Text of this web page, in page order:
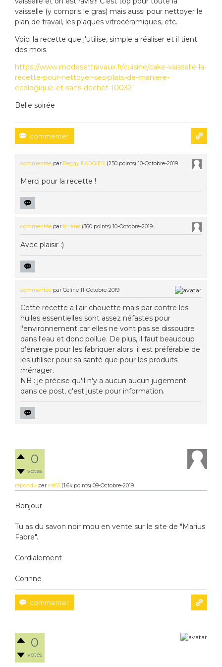
vaisselle (y compris le gras) mais aussi pour nettoyer le
plan de travail, les plaques vitrocéramiques, etc.
Voici la recette que j'utilise, simple a réaliser et il tient
des mois.
https://www.modesettravaux.fr/cuisine/cake-vaisselle-la-
recette-pour-nettoyer-ses-plats-de-maniere-
ecologique-et-sans-dechet-10032
Belle soirée
commentée par Peggy FARGIER (250 points) 10-Octobre-2019
Merci pour la recette !
commentée par loriane (360 points) 10-Octobre-2019
Avec plaisir :)
commentée par Céline 11-Octobre-2019
Cette recette a l'air chouette mais par contre les
huiles essentielles sont assez néfastes pour
l'environnement car elles ne vont pas se dissoudre
dans l'eau et donc pollue. De plus, il faut beaucoup
d'énergie pour les fabriquer alors il est préférable de
les utiliser pour sa santé que pour les produits
ménager.
NB : je précise qu'il n'y a aucun aucun jugement
dans ce post, c'est juste pour information.
0
votes
répondu par cd63 (1.6k points) 09-Octobre-2019
Bonjour
Tu as du savon noir mou en vente sur le site de "Marius
Fabre".
Cordialement
Corinne
0
votes